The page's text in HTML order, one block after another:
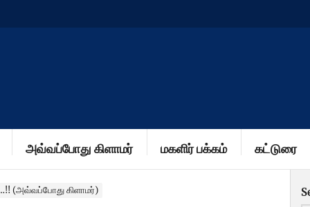
அவ்வப்போது கிளாமர் மகளிர் பக்கம் கட்டுரை
(அவ்வப்போது கிளாமர்)